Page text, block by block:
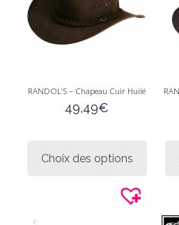
RANDOL’S – Chapeau Cuir Huilé
49,49€
Choix des options
options